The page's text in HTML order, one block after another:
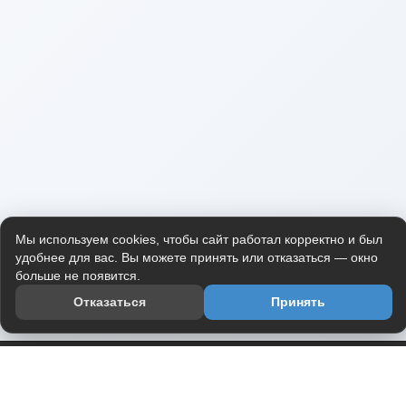
Мы используем cookies, чтобы сайт работал корректно и был
удобнее для вас. Вы можете принять или отказаться — окно
больше не появится.
Отказаться
Принять